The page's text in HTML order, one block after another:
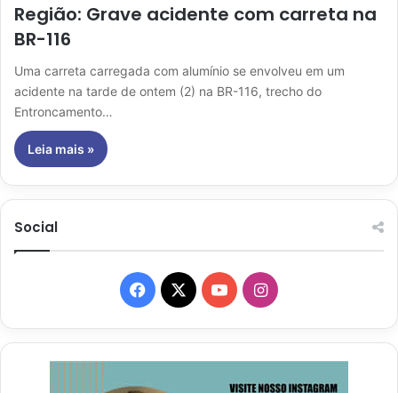
Região: Grave acidente com carreta na
BR-116
Uma carreta carregada com alumínio se envolveu em um
acidente na tarde de ontem (2) na BR-116, trecho do
Entroncamento…
Leia mais »
Social
Facebook
X YouTubeInstagram